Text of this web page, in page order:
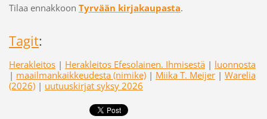
Tilaa ennakkoon Tyrvään kirjakaupasta.
Tagit:
Herakleitos | Herakleitos Efesolainen. Ihmisestä | luonnosta
| maailmankaikkeudesta (nimike) | Miika T. Meijer | Warelia
(2026) | uutuuskirjat syksy 2026